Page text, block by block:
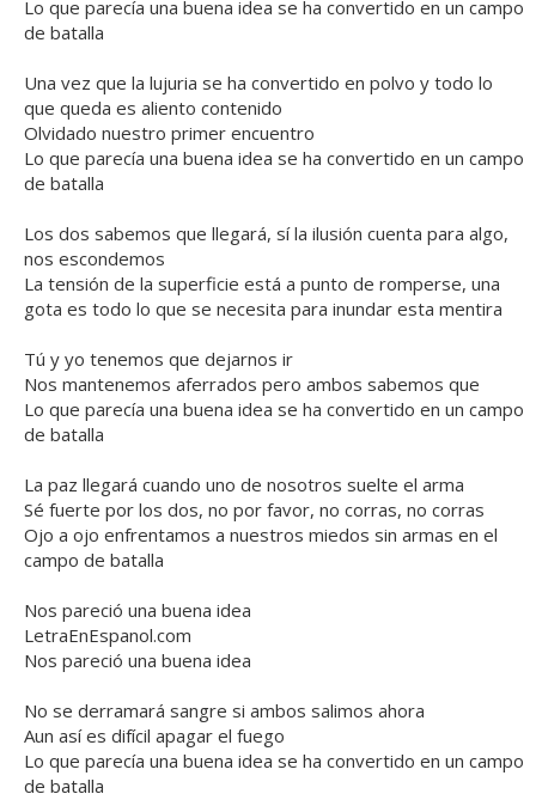
Lo que parecía una buena idea se ha convertido en un campo
de batalla
Una vez que la lujuria se ha convertido en polvo y todo lo
que queda es aliento contenido
Olvidado nuestro primer encuentro
Lo que parecía una buena idea se ha convertido en un campo
de batalla
Los dos sabemos que llegará, sí la ilusión cuenta para algo,
nos escondemos
La tensión de la superficie está a punto de romperse, una
gota es todo lo que se necesita para inundar esta mentira
Tú y yo tenemos que dejarnos ir
Nos mantenemos aferrados pero ambos sabemos que
Lo que parecía una buena idea se ha convertido en un campo
de batalla
La paz llegará cuando uno de nosotros suelte el arma
Sé fuerte por los dos, no por favor, no corras, no corras
Ojo a ojo enfrentamos a nuestros miedos sin armas en el
campo de batalla
Nos pareció una buena idea
LetraEnEspanol.com
Nos pareció una buena idea
No se derramará sangre si ambos salimos ahora
Aun así es difícil apagar el fuego
Lo que parecía una buena idea se ha convertido en un campo
de batalla